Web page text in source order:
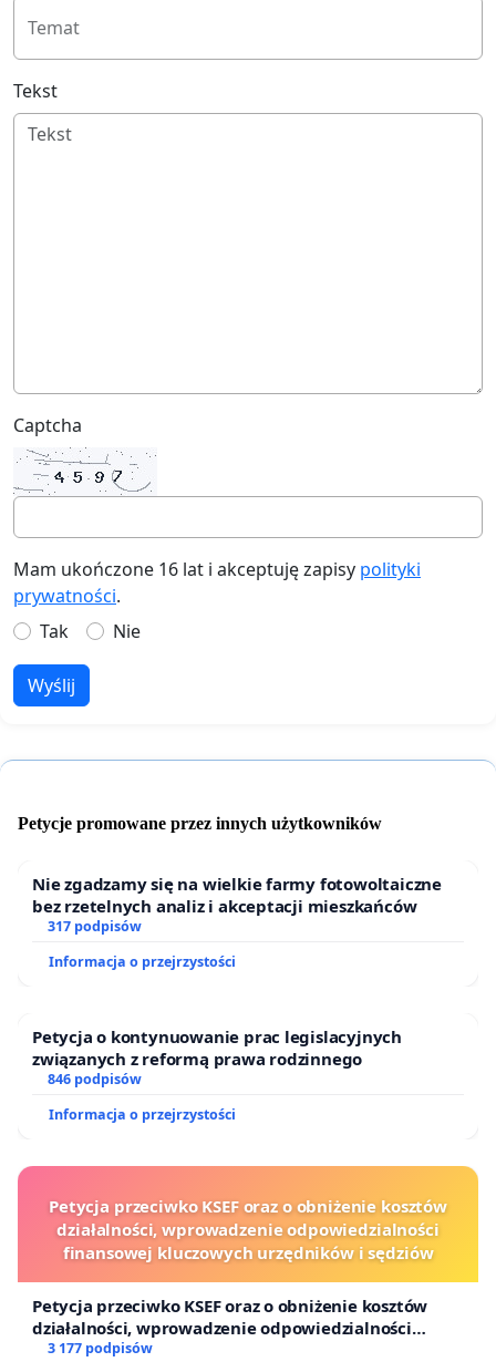
Temat
Tekst
Captcha
Mam ukończone 16 lat i akceptuję zapisy polityki
prywatności.
Tak
Nie
Wyślij
Petycje promowane przez innych użytkowników
Nie zgadzamy się na wielkie farmy fotowoltaiczne
bez rzetelnych analiz i akceptacji mieszkańców
317 podpisów
Informacja o przejrzystości
Petycja o kontynuowanie prac legislacyjnych
związanych z reformą prawa rodzinnego
846 podpisów
Informacja o przejrzystości
Petycja przeciwko KSEF oraz o obniżenie kosztów
działalności, wprowadzenie odpowiedzialności
finansowej kluczowych urzędników i sędziów
Petycja przeciwko KSEF oraz o obniżenie kosztów
działalności, wprowadzenie odpowiedzialności
finansowej kluczowych urzędników i sędziów
3 177 podpisów